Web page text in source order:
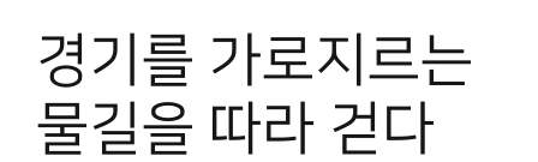
경기를 가로지르는
물길을 따라 걷다